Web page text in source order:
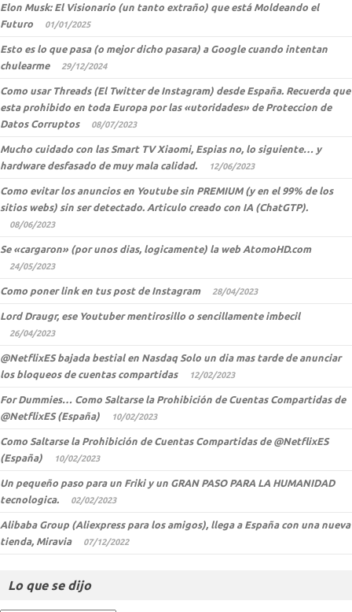
Elon Musk: El Visionario (un tanto extraño) que está Moldeando el
Futuro
01/01/2025
Esto es lo que pasa (o mejor dicho pasara) a Google cuando intentan
chulearme
29/12/2024
Como usar Threads (El Twitter de Instagram) desde España. Recuerda que
esta prohibido en toda Europa por las «utoridades» de Proteccion de
Datos Corruptos
08/07/2023
Mucho cuidado con las Smart TV Xiaomi, Espias no, lo siguiente… y
hardware desfasado de muy mala calidad.
12/06/2023
Como evitar los anuncios en Youtube sin PREMIUM (y en el 99% de los
sitios webs) sin ser detectado. Articulo creado con IA (ChatGTP).
08/06/2023
Se «cargaron» (por unos dias, logicamente) la web AtomoHD.com
24/05/2023
Como poner link en tus post de Instagram 28/04/2023
Lord Draugr, ese Youtuber mentirosillo o sencillamente imbecil
26/04/2023
@NetflixES bajada bestial en Nasdaq Solo un dia mas tarde de anunciar
los bloqueos de cuentas compartidas
12/02/2023
For Dummies… Como Saltarse la Prohibición de Cuentas Compartidas de
@NetflixES (España)
10/02/2023
Como Saltarse la Prohibición de Cuentas Compartidas de @NetflixES
(España)
10/02/2023
Un pequeño paso para un Friki y un GRAN PASO PARA LA HUMANIDAD
tecnologica.
02/02/2023
Alibaba Group (Aliexpress para los amigos), llega a España con una nueva
tienda, Miravia
07/12/2022
Lo que se dijo